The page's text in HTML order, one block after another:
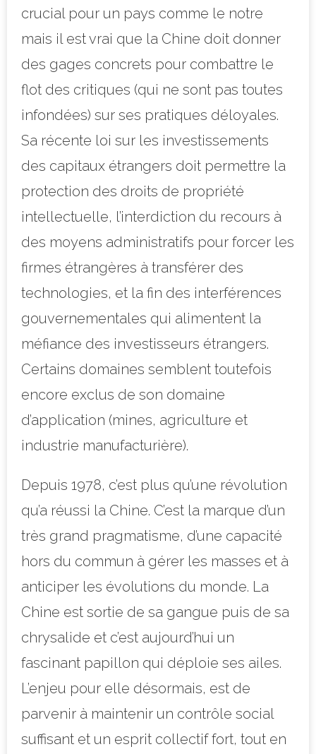
crucial pour un pays comme le notre
mais il est vrai que la Chine doit donner
des gages concrets pour combattre le
flot des critiques (qui ne sont pas toutes
infondées) sur ses pratiques déloyales.
Sa récente loi sur les investissements
des capitaux étrangers doit permettre la
protection des droits de propriété
intellectuelle, l’interdiction du recours à
des moyens administratifs pour forcer les
firmes étrangères à transférer des
technologies, et la fin des interférences
gouvernementales qui alimentent la
méfiance des investisseurs étrangers.
Certains domaines semblent toutefois
encore exclus de son domaine
d’application (mines, agriculture et
industrie manufacturière).
Depuis 1978, c’est plus qu’une révolution
qu’a réussi la Chine. C’est la marque d’un
très grand pragmatisme, d’une capacité
hors du commun à gérer les masses et à
anticiper les évolutions du monde. La
Chine est sortie de sa gangue puis de sa
chrysalide et c’est aujourd’hui un
fascinant papillon qui déploie ses ailes.
L’enjeu pour elle désormais, est de
parvenir à maintenir un contrôle social
suffisant et un esprit collectif fort, tout en